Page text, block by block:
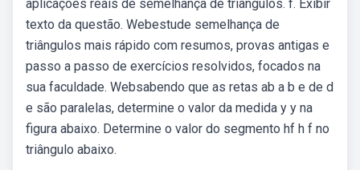
aplicações reais de semelhança de triângulos. f. Exibir
texto da questão. Webestude semelhança de
triângulos mais rápido com resumos, provas antigas e
passo a passo de exercícios resolvidos, focados na
sua faculdade. Websabendo que as retas ab a b e de d
e são paralelas, determine o valor da medida y y na
figura abaixo. Determine o valor do segmento hf h f no
triângulo abaixo.